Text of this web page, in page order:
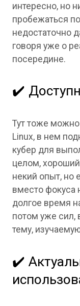
интересно, но
пробежаться
недостаточно
говоря уже о
посередине.
✔️
Тут тоже можно
Linux, в нем
кубер для
целом, хороший
некий опыт, но
вместо фокуса
долгое время
потом уже сил,
тему,
✔️